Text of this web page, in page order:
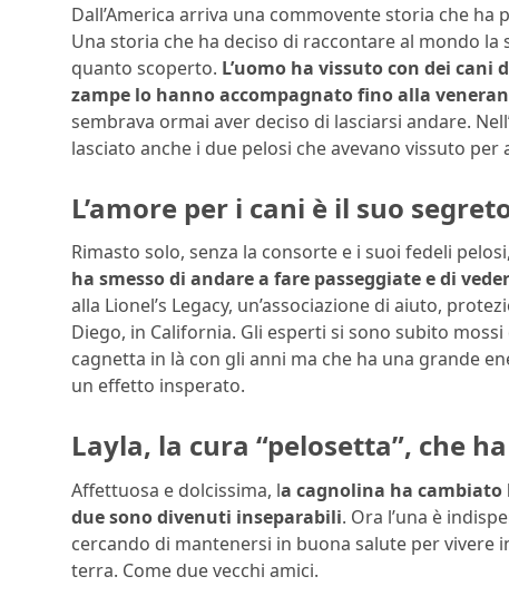
Dall’America arriva una commovente storia che
Una storia che ha deciso di raccontare al mondo
quanto scoperto. L’uomo ha vissuto con dei cani
zampe lo hanno accompagnato fino alla
sembrava ormai aver deciso di lasciarsi andare.
lasciato anche i due pelosi che avevano vissuto per
L’amore per i cani è il suo
Rimasto solo, senza la consorte e i suoi fedeli pelosi,
ha smesso di andare a fare passeggiate e di
alla Lionel’s Legacy, un’associazione di aiuto,
Diego, in California. Gli esperti si sono subito mossi
cagnetta in là con gli anni ma che ha una grande
un effetto insperato.
Layla, la cura “pelosetta”, che
Affettuosa e dolcissima, la cagnolina ha cambiato
due sono divenuti inseparabili. Ora l’una è
cercando di mantenersi in buona salute per
terra. Come due vecchi amici.